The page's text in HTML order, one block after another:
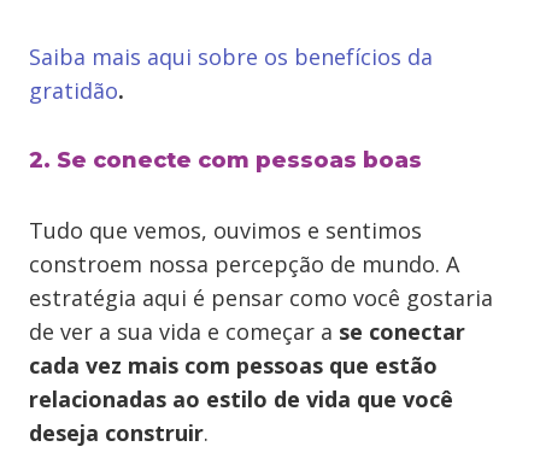
Saiba mais aqui sobre os benefícios da
gratidão.
2. Se conecte com pessoas boas
Tudo que vemos, ouvimos e sentimos
constroem nossa percepção de mundo. A
estratégia aqui é pensar como você gostaria
de ver a sua vida e começar a se conectar
cada vez mais com pessoas que estão
relacionadas ao estilo de vida que você
deseja construir.